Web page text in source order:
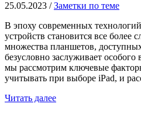
25.05.2023 / Заметки по теме
В эпоху современных
устройств становится все
множества планшетов,
безусловно заслуживает
мы рассмотрим ключевые
учитывать при выборе iPad, и
Читать далее